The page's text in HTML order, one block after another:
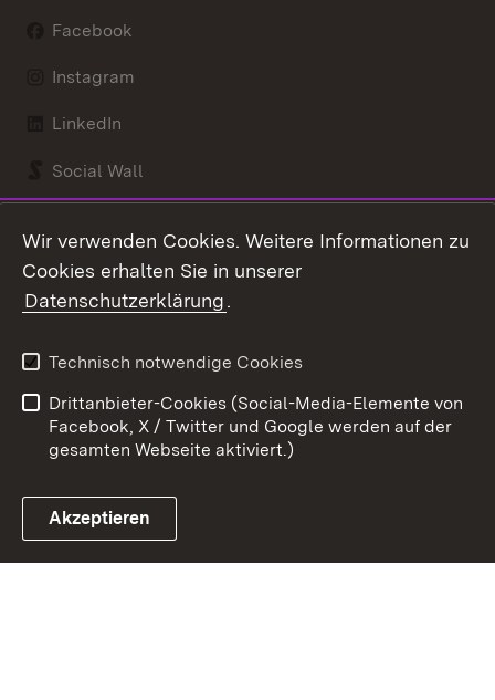
Facebook
Instagram
LinkedIn
Social Wall
Link zum Landesportal
Kontakt
Barrierefreiheit
Impressum
Cookies
Wir verwenden Cookies. Weitere Informationen zu
Cookies erhalten Sie in unserer
Datenschutzerklärung.
Technisch notwendige Cookies
Drittanbieter-Cookies (Social-Media-Elemente von
Facebook, X / Twitter und Google werden auf der
gesamten Webseite aktiviert.)
Akzeptieren